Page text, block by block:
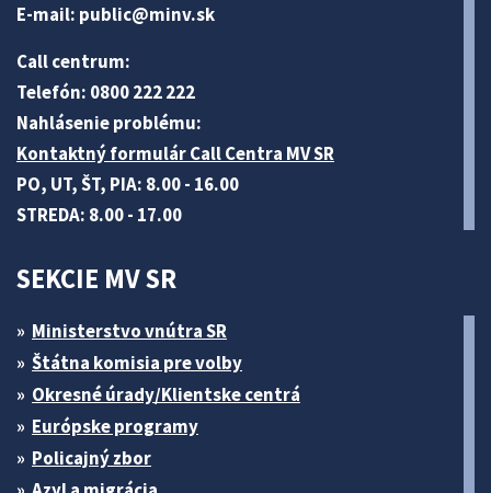
E-mail: public@minv.sk
Call centrum:
Telefón: 0800 222 222
Nahlásenie problému:
Kontaktný formulár Call Centra MV SR
PO, UT, ŠT, PIA: 8.00 - 16.00
STREDA: 8.00 - 17.00
SEKCIE MV SR
Ministerstvo vnútra SR
Štátna komisia pre volby
Okresné úrady/Klientske centrá
Európske programy
Policajný zbor